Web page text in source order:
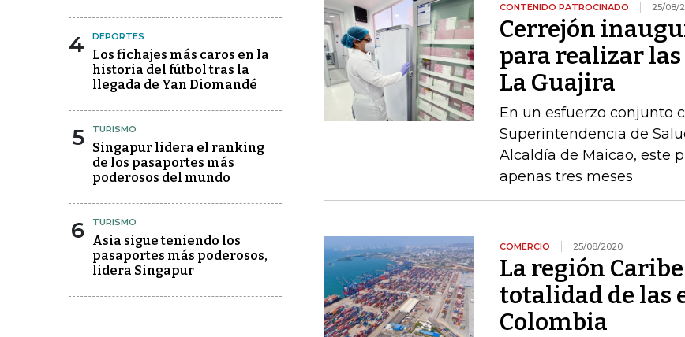
4 DEPORTES
Los fichajes más caros en la
historia del fútbol tras la
llegada de Yan Diomandé
5 TURISMO
Singapur lidera el ranking
de los pasaportes más
poderosos del mundo
6 TURISMO
Asia sigue teniendo los
pasaportes más poderosos,
lidera Singapur
CONTENIDO PATROCINADO 25/08/
Cerrejón
para realizar las
La Guajira
En un esfuerzo conjunto
Superintendencia de
Alcaldía de Maicao, este
apenas tres meses
COMERCIO 25/08/2020
La región
totalidad de las
Colombia